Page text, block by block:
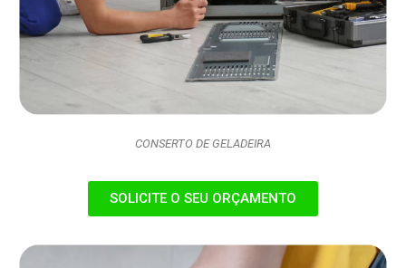
CONSERTO DE GELADEIRA
SOLICITE O SEU ORÇAMENTO